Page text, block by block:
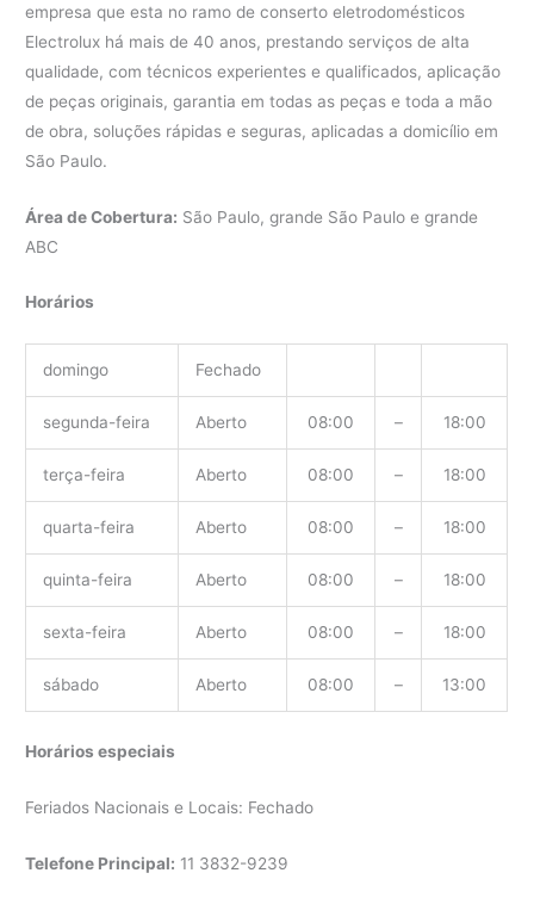
empresa que esta no ramo de conserto eletrodomésticos
Electrolux há mais de 40 anos, prestando serviços de alta
qualidade, com técnicos experientes e qualificados, aplicação
de peças originais, garantia em todas as peças e toda a mão
de obra, soluções rápidas e seguras, aplicadas a domicílio em
São Paulo.
Área de Cobertura: São Paulo, grande São Paulo e grande
ABC
Horários
domingo Fechado
segunda-feira Aberto 08:00 – 18:00
terça-feira Aberto 08:00 – 18:00
quarta-feira Aberto 08:00 – 18:00
quinta-feira Aberto 08:00 – 18:00
sexta-feira Aberto 08:00 – 18:00
sábado Aberto 08:00 – 13:00
Horários especiais
Feriados Nacionais e Locais: Fechado
Telefone Principal: 11 3832-9239